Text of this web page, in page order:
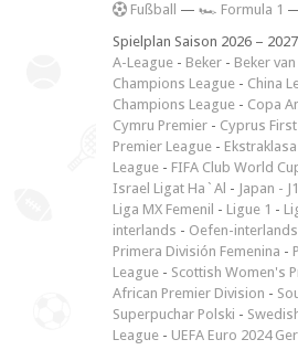
Fußball — 🏎️ Formula 1
Spielplan Saison 2026 –
A-League - Beker - Beker
Champions League - China
Champions League - Copa
Cymru Premier - Cyprus
Premier League - Ekstraklasa
League - FIFA Club World
Israel Ligat Ha`Al - Japan -
Liga MX Femenil - Ligue 1 -
interlands - Oefen-
Primera División Femenina -
League - Scottish Women's
African Premier Division -
Superpuchar Polski -
League - UEFA Euro 2024